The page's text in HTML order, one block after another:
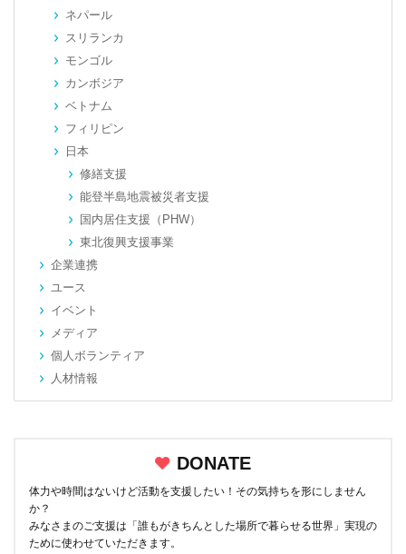
ネパール
スリランカ
モンゴル
カンボジア
ベトナム
フィリピン
日本
修繕支援
能登半島地震被災者支援
国内居住支援（PHW）
東北復興支援事業
企業連携
ユース
イベント
メディア
個人ボランティア
人材情報
DONATE
体力や時間はないけど活動を支援したい！その気持ちを形にしません
か？
みなさまのご支援は「誰もがきちんとした場所で暮らせる世界」実現の
ために使わせていただきます。